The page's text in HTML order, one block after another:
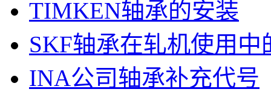
TIMKEN轴承的安装
SKF轴承在轧机使用中
INA公司轴承补充代号